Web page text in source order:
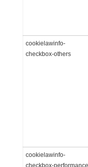
cookielawinfo-
checkbox-others
cookielawinfo-
checkbox-performance